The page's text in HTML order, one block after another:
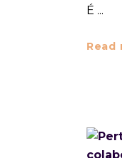
É
Read